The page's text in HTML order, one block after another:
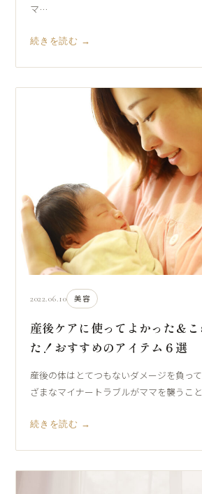
マ…
続きを読む →
2022.06.10 美容
産後ケアに使ってよかった＆
た！おすすめのアイテム６選
産後の体はとてつもないダメージを負っ
ざまなマイナートラブルがママを襲うこ
続きを読む →